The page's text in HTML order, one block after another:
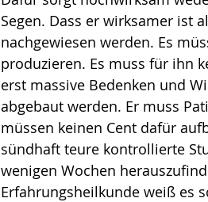
Segen. Dass er wirksamer ist
nachgewiesen werden. Es
produzieren. Es muss für ihn
erst massive Bedenken und
abgebaut werden. Er muss
müssen keinen Cent dafür
sündhaft teure kontrollierte
wenigen Wochen
Erfahrungsheilkunde weiß es